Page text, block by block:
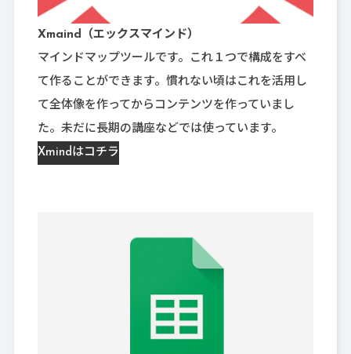
Xmaind（エックスマインド）
マインドマップツールです。これ１つで構成をすべ
て作ることができます。慣れない頃はこれを活用し
て全体像を作ってからコンテンツを作っていまし
た。未だに長期の講座などでは使っています。
Xmindはコチラ